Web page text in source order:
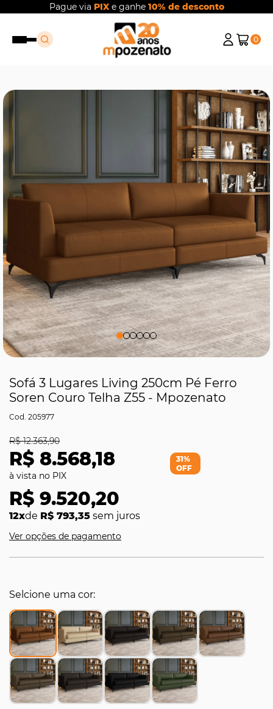
Pague via PIXe ganhe 10% de desconto
0
Sofá 3 Lugares Living 250cm Pé Ferro
Soren Couro Telha Z55 - Mpozenato
205977
R$ 8.568,18
R$ 12.363,90
R$ 9.520,20
12xde R$ 793,35 sem juros
31%
OFF
Ver opções de pagamento
Selcione uma cor